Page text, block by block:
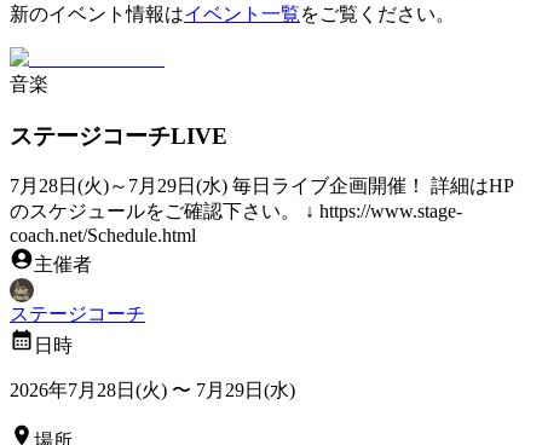
新のイベント情報はイベント一覧をご覧ください。
音楽
ステージコーチLIVE
7月28日(火)～7月29日(水) 毎日ライブ企画開催！ 詳細はHP
のスケジュールをご確認下さい。 ↓ https://www.stage-
coach.net/Schedule.html
主催者
ステージコーチ
日時
2026年7月28日(火) 〜 7月29日(水)